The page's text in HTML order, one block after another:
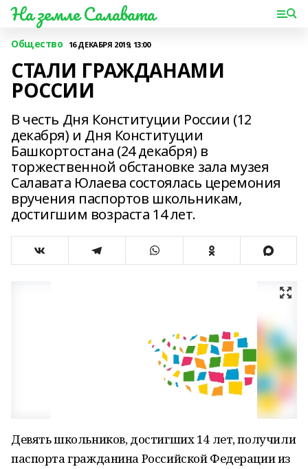
На земле Салавата
Общество 16 ДЕКАБРЯ 2019, 13:00
СТАЛИ ГРАЖДАНАМИ
РОССИИ
В честь Дня Конституции России (12
декабря) и Дня Конституции
Башкортостана (24 декабря) в
торжественной обстановке зала музея
Салавата Юлаева состоялась церемония
вручения паспортов школьникам,
достигшим возраста 14 лет.
Девять школьников, достигших 14 лет, получили
паспорта гражданина Российской Федерации из